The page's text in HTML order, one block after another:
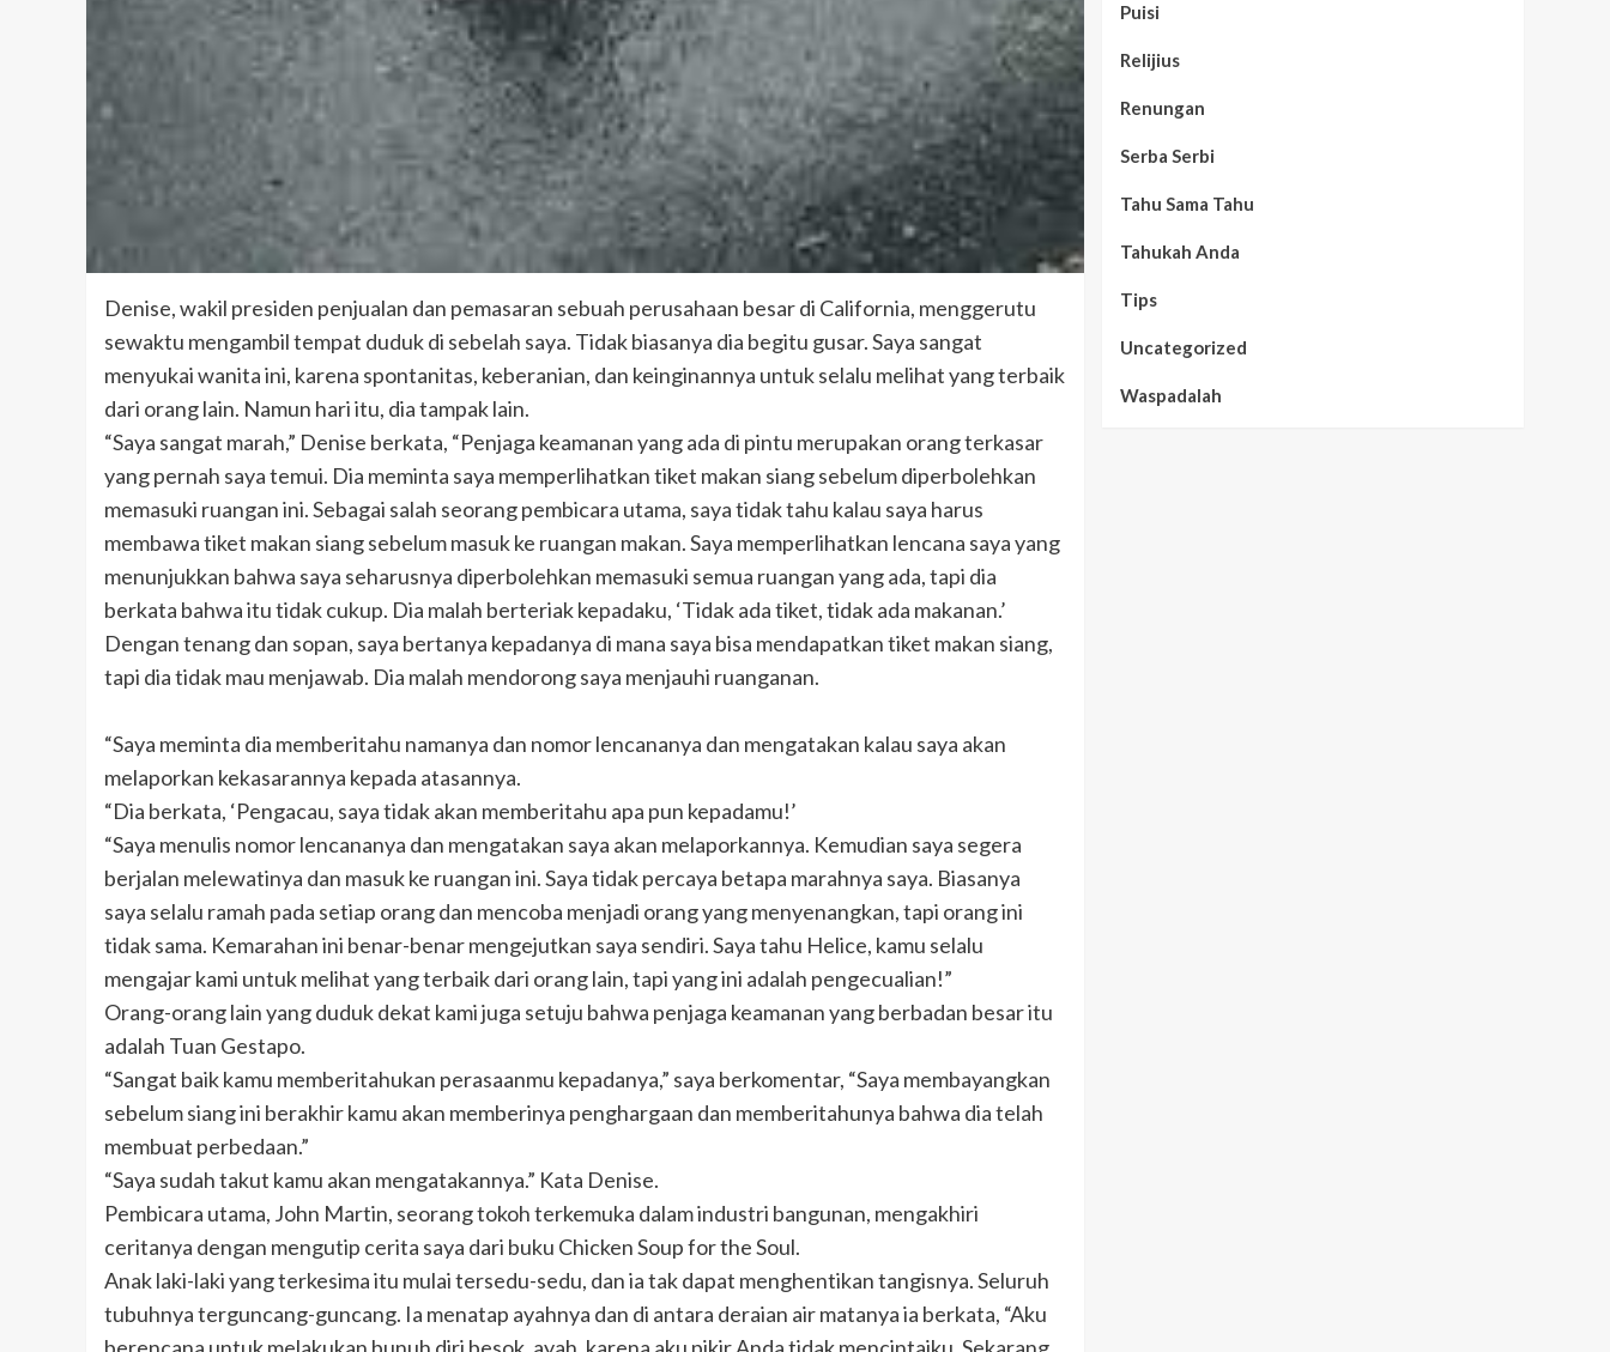
Denise, wakil presiden penjualan dan pemasaran sebuah perusahaan besar di California, menggerutu
sewaktu mengambil tempat duduk di sebelah saya. Tidak biasanya dia begitu gusar. Saya sangat
menyukai wanita ini, karena spontanitas, keberanian, dan keinginannya untuk selalu melihat yang terbaik
dari orang lain. Namun hari itu, dia tampak lain.
“Saya sangat marah,” Denise berkata, “Penjaga keamanan yang ada di pintu merupakan orang terkasar
yang pernah saya temui. Dia meminta saya memperlihatkan tiket makan siang sebelum diperbolehkan
memasuki ruangan ini. Sebagai salah seorang pembicara utama, saya tidak tahu kalau saya harus
membawa tiket makan siang sebelum masuk ke ruangan makan. Saya memperlihatkan lencana saya yang
menunjukkan bahwa saya seharusnya diperbolehkan memasuki semua ruangan yang ada, tapi dia
berkata bahwa itu tidak cukup. Dia malah berteriak kepadaku, ‘Tidak ada tiket, tidak ada makanan.’
Dengan tenang dan sopan, saya bertanya kepadanya di mana saya bisa mendapatkan tiket makan siang,
tapi dia tidak mau menjawab. Dia malah mendorong saya menjauhi ruanganan.
“Saya meminta dia memberitahu namanya dan nomor lencananya dan mengatakan kalau saya akan
melaporkan kekasarannya kepada atasannya.
“Dia berkata, ‘Pengacau, saya tidak akan memberitahu apa pun kepadamu!’
“Saya menulis nomor lencananya dan mengatakan saya akan melaporkannya. Kemudian saya segera
berjalan melewatinya dan masuk ke ruangan ini. Saya tidak percaya betapa marahnya saya. Biasanya
saya selalu ramah pada setiap orang dan mencoba menjadi orang yang menyenangkan, tapi orang ini
tidak sama. Kemarahan ini benar-benar mengejutkan saya sendiri. Saya tahu Helice, kamu selalu
mengajar kami untuk melihat yang terbaik dari orang lain, tapi yang ini adalah pengecualian!”
Orang-orang lain yang duduk dekat kami juga setuju bahwa penjaga keamanan yang berbadan besar itu
adalah Tuan Gestapo.
“Sangat baik kamu memberitahukan perasaanmu kepadanya,” saya berkomentar, “Saya membayangkan
sebelum siang ini berakhir kamu akan memberinya penghargaan dan memberitahunya bahwa dia telah
membuat perbedaan.”
“Saya sudah takut kamu akan mengatakannya.” Kata Denise.
Pembicara utama, John Martin, seorang tokoh terkemuka dalam industri bangunan, mengakhiri
ceritanya dengan mengutip cerita saya dari buku Chicken Soup for the Soul.
Anak laki-laki yang terkesima itu mulai tersedu-sedu, dan ia tak dapat menghentikan tangisnya. Seluruh
tubuhnya terguncang-guncang. Ia menatap ayahnya dan di antara deraian air matanya ia berkata, “Aku
Puisi
Relijius
Renungan
Serba Serbi
Tahu Sama Tahu
Tahukah Anda
Tips
Uncategorized
Waspadalah